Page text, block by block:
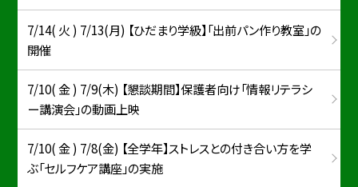
7/14( 火 ) 7/13(月) 【ひだまり学級】「出前パン作り教室」の
開催
7/10( 金 ) 7/9(木) 【懇談期間】保護者向け「情報リテラシ
ー講演会」の動画上映
7/10( 金 ) 7/8(金) 【全学年】ストレスとの付き合い方を学
ぶ「セルフケア講座」の実施